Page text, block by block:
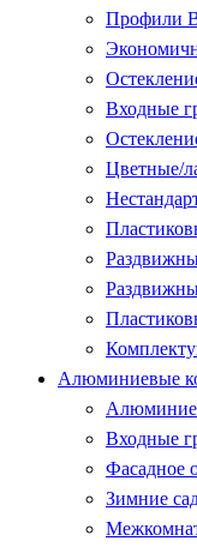
Профили
Входные
Цветные/
Алюминиевые
Входные
Фасадное
Зимние